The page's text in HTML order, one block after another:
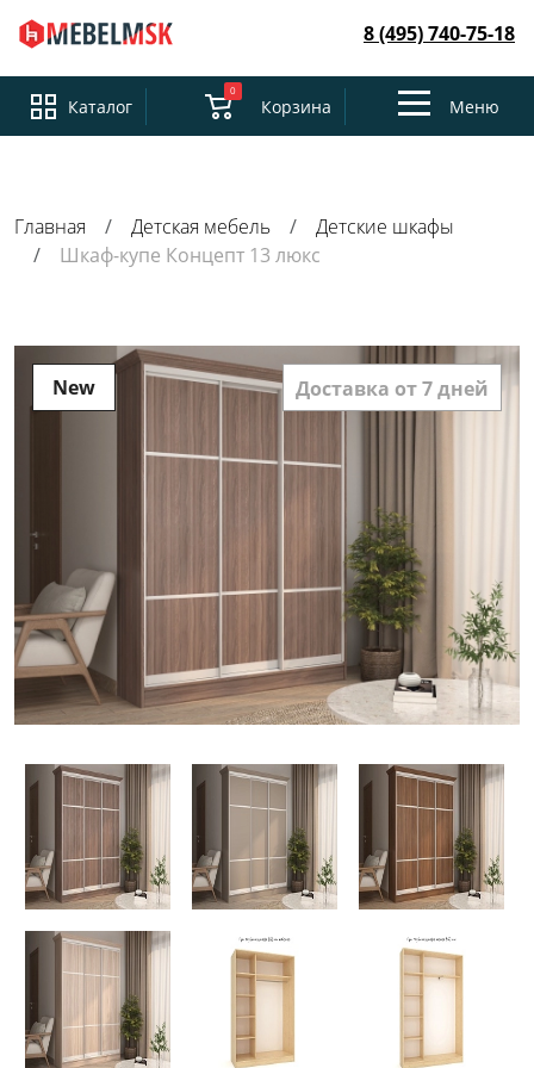
8 (495) 740-75-18
Каталог
0
Корзина
ToggleМеню
Главная Детская мебель
Детские шкафы
Шкаф-купе Концепт 13 люкс
New Доставка от 7 дней